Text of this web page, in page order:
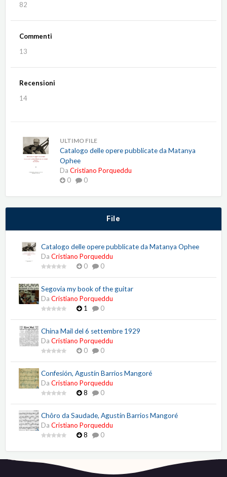
82
Commenti
13
Recensioni
14
ULTIMO FILE
Catalogo delle opere pubblicate da Matanya
Ophee
Da Cristiano Porqueddu
0
0
File
Catalogo delle opere pubblicate da Matanya Ophee
Da Cristiano Porqueddu
0
0
Segovia my book of the guitar
Da Cristiano Porqueddu
1
0
China Mail del 6 settembre 1929
Da Cristiano Porqueddu
0
0
Confesión, Agustín Barrios Mangoré
Da Cristiano Porqueddu
8
0
Chôro da Saudade, Agustín Barrios Mangoré
Da Cristiano Porqueddu
8
0